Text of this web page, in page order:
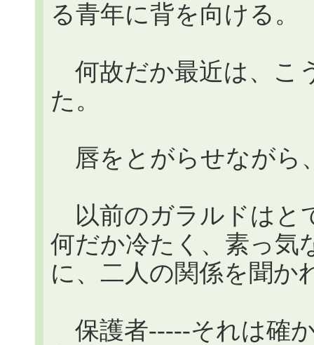
る青年に背を向ける。
何故だか最近は、こ
た。
唇をとがらせながら
以前のガラルドはと
何だか冷たく、素っ気
に、二人の関係を聞か
保護者-----それは確